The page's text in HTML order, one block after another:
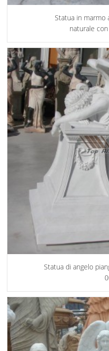
Statua in marmo
naturale
Statua di angelo